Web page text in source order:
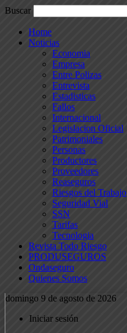
Buscar
Home
Noticias
Economia
Empresa
Entre Polizas
Entrevista
Estadisticas
Fallos
Internacional
Legislacion Oficial
Patrimoniales
Personas
Productores
Proveedores
Reaseguros
Riesgos del Trabajo
Seguridad Vial
SSN
Tarifas
Tecnologia
Revista Todo Riesgo
PRODUSEGUROS
Ondaseguro
Quienes Somos
domingo 9 de agosto de 2026
Iniciar sesión